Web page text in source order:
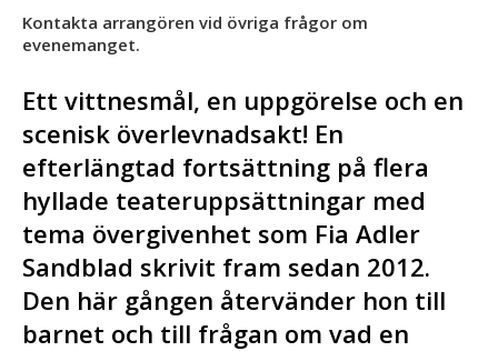
Kontakta arrangören vid övriga frågor om
evenemanget.
Ett vittnesmål, en uppgörelse och en
scenisk överlevnadsakt! En
efterlängtad fortsättning på flera
hyllade teateruppsättningar med
tema övergivenhet som Fia Adler
Sandblad skrivit fram sedan 2012.
Den här gången återvänder hon till
barnet och till frågan om vad en